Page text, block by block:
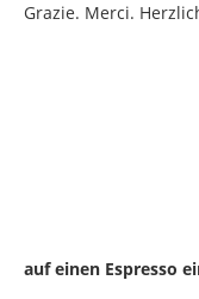
Grazie. Merci.
auf einen Espresso